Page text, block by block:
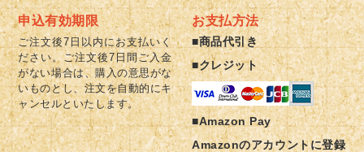
申込有効期限
ご注文後7日以内にお支払いく
ださい。ご注文後7日間ご入金
がない場合は、購入の意思がな
いものとし、注文を自動的にキ
ャンセルといたします。
お支払方法
■商品代引き
■クレジット
■Amazon Pay
Amazonのアカウントに登録